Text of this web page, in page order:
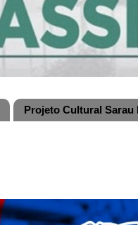
Projeto Cultural